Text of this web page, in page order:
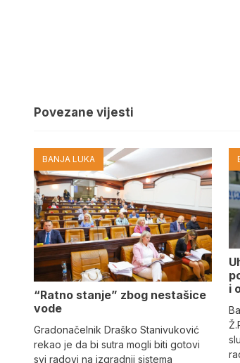
Povezane vijesti
BANJA LUKA
“Ratno stanje” zbog nestašice
vode
Gradonačelnik Draško Stanivuković
rekao je da bi sutra mogli biti gotovi
svi radovi na izgradnji sistema
i